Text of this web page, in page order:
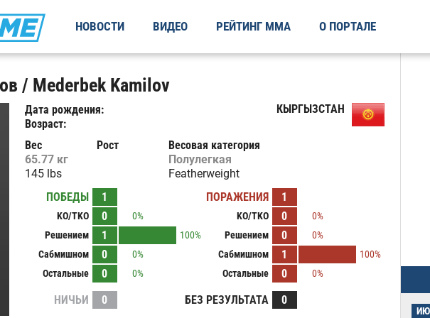
НОВОСТИ ВИДЕО РЕЙТИНГ ММА О ПОРТАЛЕ
/ Mederbek Kamilov
Дата рождения:
Возраст:
КЫРГЫЗСТАН
Вес
65.77 кг
145 lbs
Рост
Весовая категория
Полулегкая
Featherweight
ПОБЕДЫ
1
KO/TKO 0
0%
Решением
1
100%
Сабмишном
0
0%
Остальные
0 0%
ПОРАЖЕНИЯ 1
KO/TKO 0
0%
Решением
0
0%
Сабмишном
1
100%
Остальные
0 0%
НИЧЬИ 0 БЕЗ РЕЗУЛЬТАТА 0